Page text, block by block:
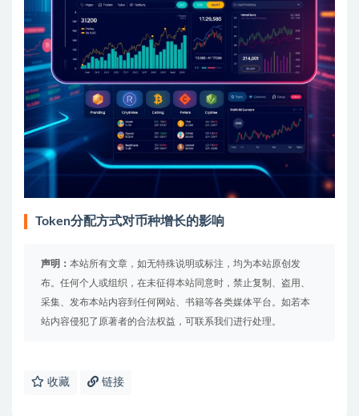
Token分配方式对币种增长的影响
声明： 本站所有文章，如无特殊说明或标注，均为本站原创发
布。任何个人或组织，在未征得本站同意时，禁止复制、盗用、
采集、发布本站内容到任何网站、书籍等各类媒体平台。如若本
站内容侵犯了原著者的合法权益，可联系我们进行处理。
收藏 链接